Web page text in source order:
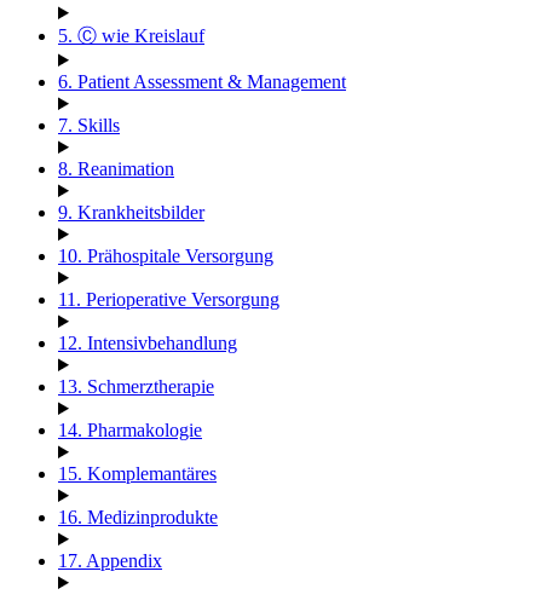
5. Ⓒ wie Kreislauf
6. Patient Assessment & Management
7. Skills
8. Reanimation
9. Krankheitsbilder
10. Prähospitale Versorgung
11. Perioperative Versorgung
12. Intensivbehandlung
13. Schmerztherapie
14. Pharmakologie
15. Komplemantäres
16. Medizinprodukte
17. Appendix